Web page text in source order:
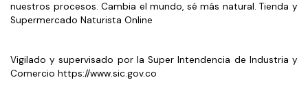
nuestros procesos. Cambia el mundo, sé más natural. Tienda y
Supermercado Naturista Online
Vigilado y supervisado por la Super Intendencia de Industria y
Comercio https://www.sic.gov.co